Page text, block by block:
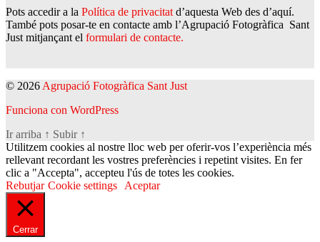
Pots accedir a la Política de privacitat d’aquesta Web des d’aquí.
També pots posar-te en contacte amb l’Agrupació Fotogràfica Sant
Just mitjançant el formulari de contacte.
© 2026 Agrupació Fotogràfica Sant Just
Funciona con WordPress
Ir arriba ↑ Subir ↑
Utilitzem cookies al nostre lloc web per oferir-vos l’experiència més
rellevant recordant les vostres preferències i repetint visites. En fer
clic a "Accepta", accepteu l'ús de totes les cookies.
Rebutjar Cookie settings Aceptar
Cerrar